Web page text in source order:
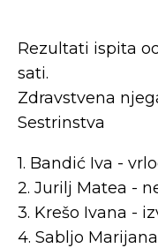
Rezultati ispita
sati.
Zdravstvena
Sestrinstva
1. Bandić Iva -
2. Jurilj Matea -
3. Krešo Ivana -
4. Sabljo